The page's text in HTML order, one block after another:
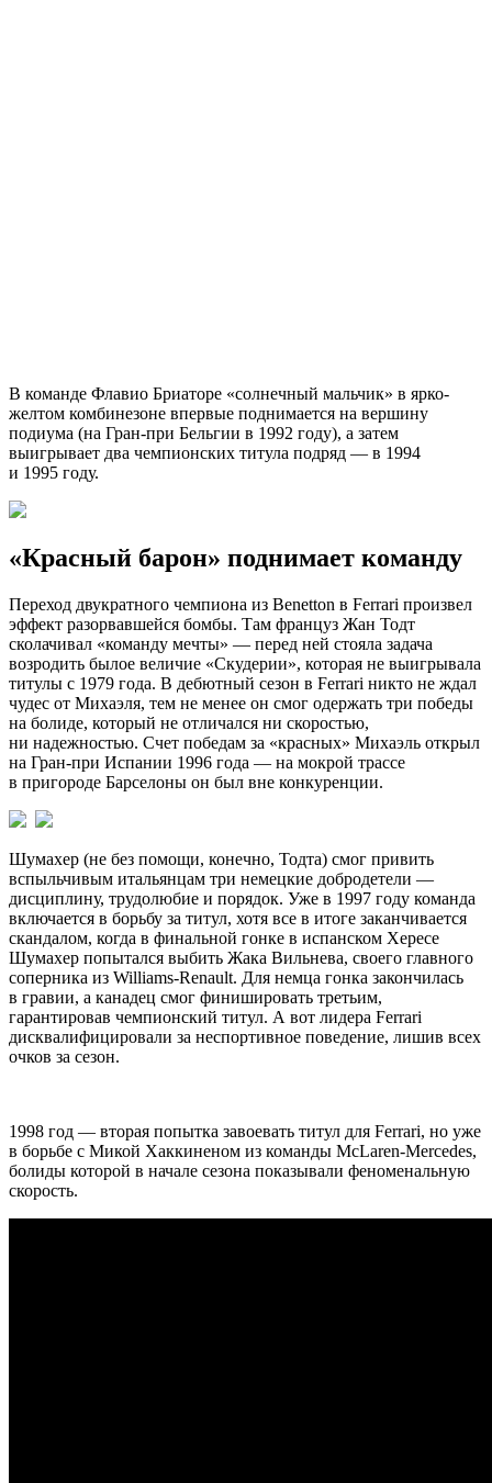
В команде Флавио Бриаторе «солнечный мальчик» в ярко-
желтом комбинезоне впервые поднимается на вершину
подиума (на Гран-при Бельгии в 1992 году), а затем
выигрывает два чемпионских титула подряд — в 1994
и 1995 году.
«Красный барон» поднимает команду
Переход двукратного чемпиона из Benetton в Ferrari произвел
эффект разорвавшейся бомбы. Там француз Жан Тодт
сколачивал «команду мечты» — перед ней стояла задача
возродить былое величие «Скудерии», которая не выигрывала
титулы с 1979 года. В дебютный сезон в Ferrari никто не ждал
чудес от Михаэля, тем не менее он смог одержать три победы
на болиде, который не отличался ни скоростью,
ни надежностью. Счет победам за «красных» Михаэль открыл
на Гран-при Испании 1996 года — на мокрой трассе
в пригороде Барселоны он был вне конкуренции.
Шумахер (не без помощи, конечно, Тодта) смог привить
вспыльчивым итальянцам три немецкие добродетели —
дисциплину, трудолюбие и порядок. Уже в 1997 году команда
включается в борьбу за титул, хотя все в итоге заканчивается
скандалом, когда в финальной гонке в испанском Хересе
Шумахер попытался выбить Жака Вильнева, своего главного
соперника из Williams-Renault. Для немца гонка закончилась
в гравии, а канадец смог финишировать третьим,
гарантировав чемпионский титул. А вот лидера Ferrari
дисквалифицировали за неспортивное поведение, лишив всех
очков за сезон.
1998 год — вторая попытка завоевать титул для Ferrari, но уже
в борьбе с Микой Хаккиненом из команды McLaren-Mercedes,
болиды которой в начале сезона показывали феноменальную
скорость.